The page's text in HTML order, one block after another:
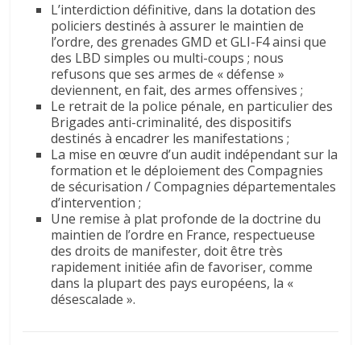
L’interdiction définitive, dans la dotation des
policiers destinés à assurer le maintien de
l’ordre, des grenades GMD et GLI-F4 ainsi que
des LBD simples ou multi-coups ; nous
refusons que ses armes de « défense »
deviennent, en fait, des armes offensives ;
Le retrait de la police pénale, en particulier des
Brigades anti-criminalité, des dispositifs
destinés à encadrer les manifestations ;
La mise en œuvre d’un audit indépendant sur la
formation et le déploiement des Compagnies
de sécurisation / Compagnies départementales
d’intervention ;
Une remise à plat profonde de la doctrine du
maintien de l’ordre en France, respectueuse
des droits de manifester, doit être très
rapidement initiée afin de favoriser, comme
dans la plupart des pays européens, la «
désescalade ».